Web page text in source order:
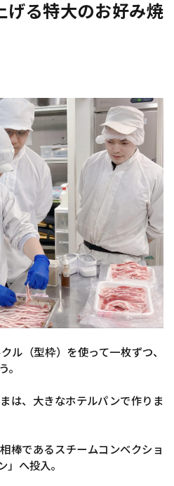
げる特大のお好み焼
ル（型枠）を使って一枚ずつ、
。
は、大きなホテルパンで作りま
棒であるスチームコンベクショ
」へ投入。